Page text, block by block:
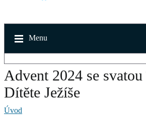
Menu
Advent 2024 se
Dítěte Ježíše
Úvod